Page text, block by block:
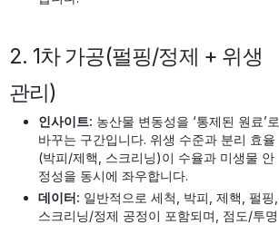
2. 1차 가공(펄핑/정제 + 위생
관리)
인사이트: 농산물 변동성을 ‘통제된 원료’로
바꾸는 구간입니다. 위생 수준과 분리 효율
(박피/제핵, 스크리닝)이 수율과 미생물 안
정성을 동시에 좌우합니다.
데이터: 일반적으로 세척, 박피, 제핵, 펄핑,
스크리닝/정제 공정이 포함되며, 점도/투명